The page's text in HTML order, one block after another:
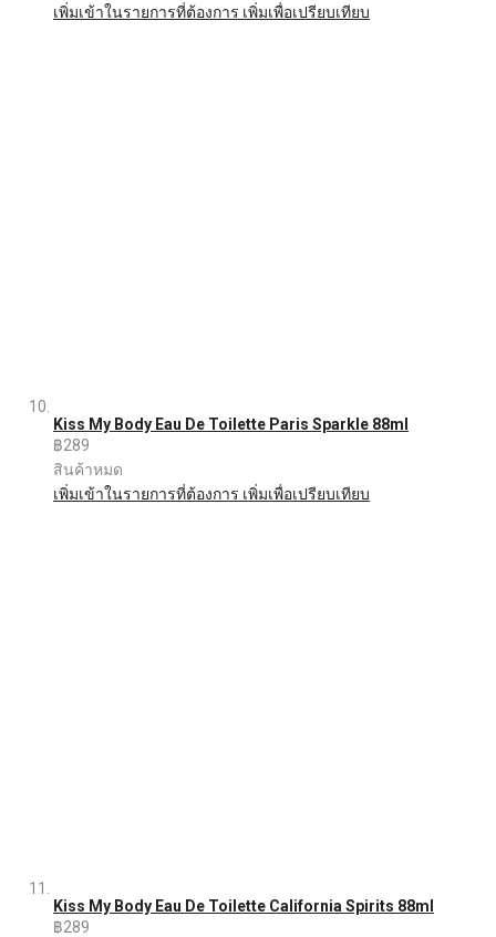
เพิ่มเข้าในรายการที่ต้องการ เพิ่มเพื่อเปรียบเทียบ
Kiss My Body Eau De Toilette Paris Sparkle 88ml
฿289
สินค้าหมด
เพิ่มเข้าในรายการที่ต้องการ เพิ่มเพื่อเปรียบเทียบ
Kiss My Body Eau De Toilette California Spirits 88ml
฿289